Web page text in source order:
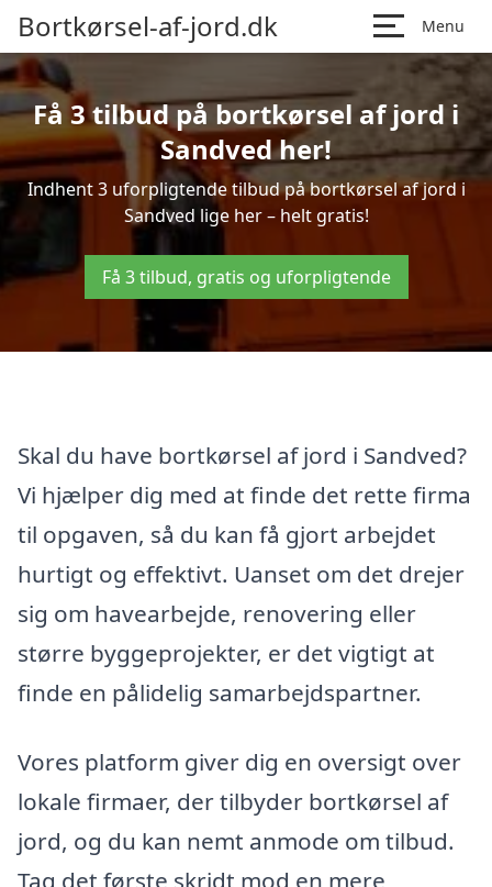
Bortkørsel-af-jord.dk Menu
Få 3 tilbud på bortkørsel af jord i
Sandved her!
Indhent 3 uforpligtende tilbud på bortkørsel af jord i
Sandved lige her – helt gratis!
Få 3 tilbud, gratis og uforpligtende
Skal du have bortkørsel af jord i Sandved?
Vi hjælper dig med at finde det rette firma
til opgaven, så du kan få gjort arbejdet
hurtigt og effektivt. Uanset om det drejer
sig om havearbejde, renovering eller
større byggeprojekter, er det vigtigt at
finde en pålidelig samarbejdspartner.
Vores platform giver dig en oversigt over
lokale firmaer, der tilbyder bortkørsel af
jord, og du kan nemt anmode om tilbud.